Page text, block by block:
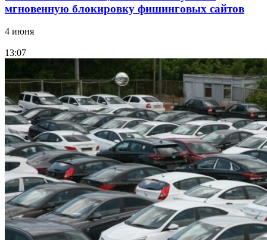
мгновенную блокировку фишинговых сайтов
4 июня
13:07